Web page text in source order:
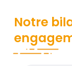
Notre